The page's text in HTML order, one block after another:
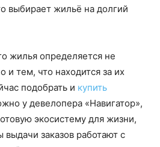
выбирает жильё на долгий
жилья определяется не
и тем, что находится за их
подобрать и купить
у девелопера «Навигатор»,
экосистему для жизни,
выдачи заказов работают с